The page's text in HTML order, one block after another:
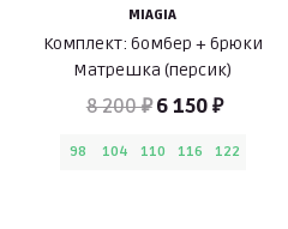
MIAGIA
Комплект: бомбер + брюки
Матрешка (персик)
8 200 ₽ 6 150 ₽
98 104 110 116 122